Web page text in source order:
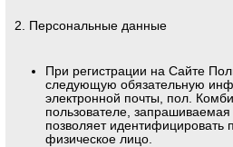
2. Персональные данные
При регистрации на Сайте
следующую обязательную
электронной почты, пол.
пользователе,
позволяет идентифицировать
физическое лицо.